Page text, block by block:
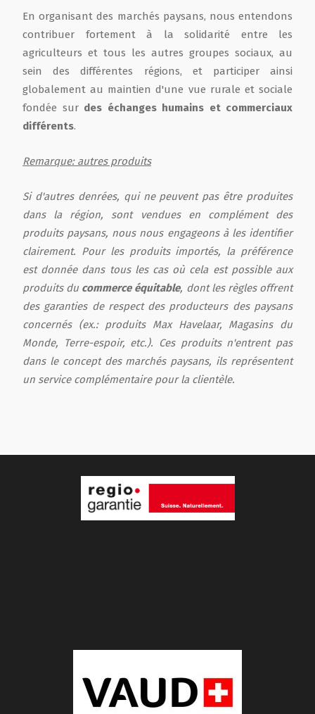
En organisant des marchés paysans, nous entendons
contribuer fortement à la solidarité entre les
agriculteurs et tous les autres groupes sociaux, au
sein des différentes régions, et participer ainsi
globalement au maintien d'une vue rurale et sociale
fondée sur des échanges humains et commerciaux
différents.
Remarque: autres produits
Si d'autres denrées, qui ne peuvent pas être produites
dans la région, sont vendues en complément des
produits paysans, nous nous engageons à les identifier
clairement. Pour les produits importés, la préférence
est donnée dans tous les cas où cela est possible aux
produits du commerce équitable, dont les règles offrent
des garanties de respect des producteurs des paysans
concernés (ex.: produits Max Havelaar, Magasins du
Monde, Terre-espoir, etc.). Ces produits n'entrent pas
dans le concept des marchés paysans, ils représentent
un service complémentaire pour la clientèle.